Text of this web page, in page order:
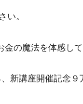
い。
の魔法を体感して
、新講座開催記